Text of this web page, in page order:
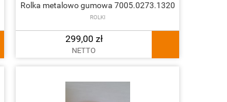
Rolka metalowo gumowa 7005.0273.1320
ROLKI
299,00 zł
NETTO